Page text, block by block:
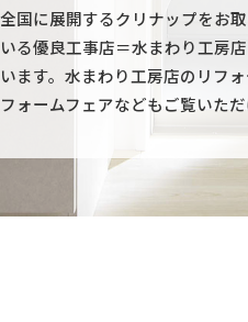
全国に展開するクリナップをお
いる優良工事店＝水まわり工房
います。 水まわり工房店のリフ
フォームフェアなどもご覧いただ